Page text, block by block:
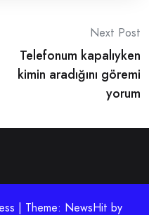
Next Post
Telefonum kapalıyken
kimin aradığını göremi
yorum
| Theme: NewsHit by